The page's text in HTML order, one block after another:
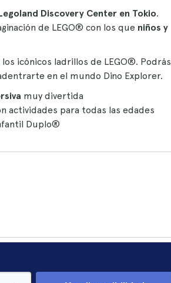
Discovery Center en Tokio.
de LEGO® con los que niños y
icónicos ladrillos de LEGO®. Podrás
en el mundo Dino Explorer.
muy divertida
actividades para todas las edades
Duplo®